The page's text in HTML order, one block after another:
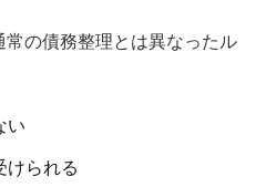
の債務整理とは異なったル
い
けられる